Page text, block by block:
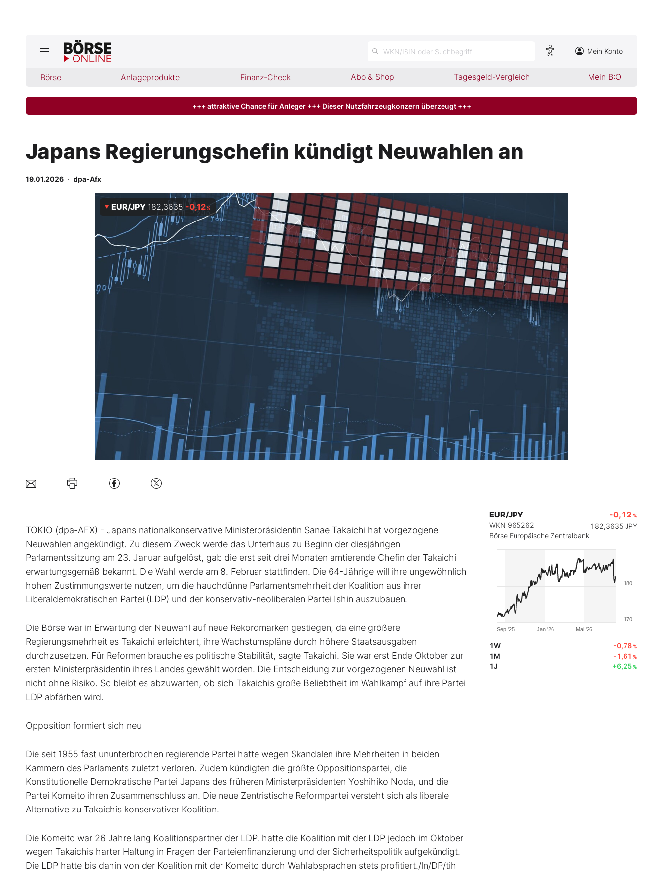
WKN/ISIN oder Suchbegriff Mein Konto
Börse Anlageprodukte Finanz-Check Abo & Shop Tagesgeld-Vergleich Mein B:O
Börse
Abo & Shop
BO-Musterdepots
Experten
Mein B:O
Mein Konto
+++ attraktive Chance für Anleger +++ Dieser Nutzfahrzeugkonzern überzeugt +++
Japans Regierungschefin kündigt Neuwahlen an
19.01.2026 · dpa-Afx
EUR/JPY 182,3635 -0,12%
TOKIO (dpa-AFX) - Japans nationalkonservative Ministerpräsidentin Sanae Takaichi hat vorgezogene
Neuwahlen angekündigt. Zu diesem Zweck werde das Unterhaus zu Beginn der diesjährigen
Parlamentssitzung am 23. Januar aufgelöst, gab die erst seit drei Monaten amtierende Chefin der Takaichi
erwartungsgemäß bekannt. Die Wahl werde am 8. Februar stattfinden. Die 64-Jährige will ihre ungewöhnlich
hohen Zustimmungswerte nutzen, um die hauchdünne Parlamentsmehrheit der Koalition aus ihrer
Liberaldemokratischen Partei (LDP) und der konservativ-neoliberalen Partei Ishin auszubauen.
Die Börse war in Erwartung der Neuwahl auf neue Rekordmarken gestiegen, da eine größere
Regierungsmehrheit es Takaichi erleichtert, ihre Wachstumspläne durch höhere Staatsausgaben
durchzusetzen. Für Reformen brauche es politische Stabilität, sagte Takaichi. Sie war erst Ende Oktober zur
ersten Ministerpräsidentin ihres Landes gewählt worden. Die Entscheidung zur vorgezogenen Neuwahl ist
nicht ohne Risiko. So bleibt es abzuwarten, ob sich Takaichis große Beliebtheit im Wahlkampf auf ihre Partei
LDP abfärben wird.
Opposition formiert sich neu
Die seit 1955 fast ununterbrochen regierende Partei hatte wegen Skandalen ihre Mehrheiten in beiden
Kammern des Parlaments zuletzt verloren. Zudem kündigten die größte Oppositionspartei, die
Konstitutionelle Demokratische Partei Japans des früheren Ministerpräsidenten Yoshihiko Noda, und die
Partei Komeito ihren Zusammenschluss an. Die neue Zentristische Reformpartei versteht sich als liberale
Alternative zu Takaichis konservativer Koalition.
Die Komeito war 26 Jahre lang Koalitionspartner der LDP, hatte die Koalition mit der LDP jedoch im Oktober
wegen Takaichis harter Haltung in Fragen der Parteienfinanzierung und der Sicherheitspolitik aufgekündigt.
Die LDP hatte bis dahin von der Koalition mit der Komeito durch Wahlabsprachen stets profitiert./ln/DP/tih
EUR/JPY
WKN 965262
Börse Europäische Zentralbank
-0,12 %
182,3635 JPY
Sep '25 Jan '26 Mai '26
170
180
1W -0,78%
1M -1,61 %
1J +6,25%